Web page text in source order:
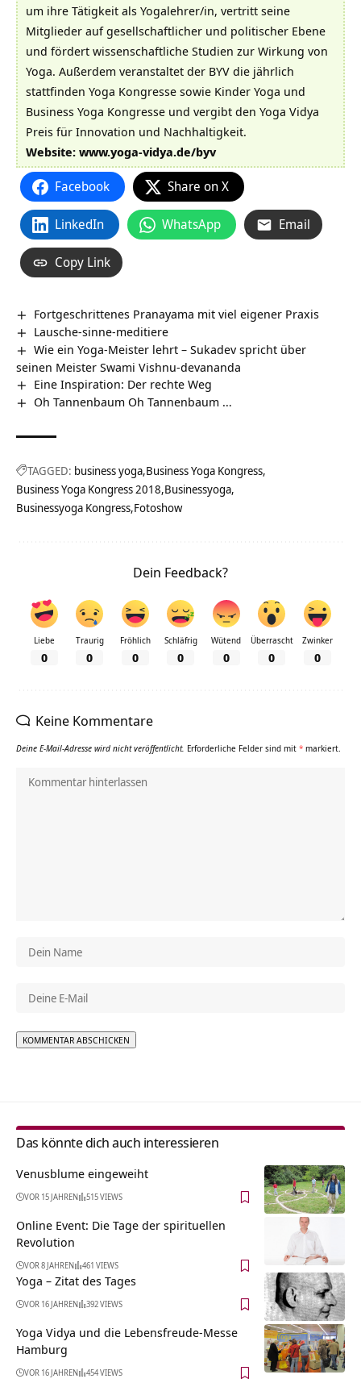
um ihre Tätigkeit als Yogalehrer/in, vertritt seine
Mitglieder auf gesellschaftlicher und politischer Ebene
und fördert wissenschaftliche Studien zur Wirkung von
Yoga. Außerdem veranstaltet der BYV die jährlich
stattfinden Yoga Kongresse sowie Kinder Yoga und
Business Yoga Kongresse und vergibt den Yoga Vidya
Preis für Innovation und Nachhaltigkeit.
Website: www.yoga-vidya.de/byv
Facebook Share on X
LinkedIn WhatsApp Email
Copy Link
Fortgeschrittenes Pranayama mit viel eigener Praxis
Lausche-sinne-meditiere
Wie ein Yoga-Meister lehrt – Sukadev spricht über
seinen Meister Swami Vishnu-devananda
Eine Inspiration: Der rechte Weg
Oh Tannenbaum Oh Tannenbaum …
TAGGED: business yoga Business Yoga Kongress
Business Yoga Kongress 2018 Businessyoga
Businessyoga Kongress Fotoshow
Dein Feedback?
Liebe
0
Traurig
0
Fröhlich
0
Schläfrig
0
Wütend
0
Überrascht
0
Zwinker
0
Keine Kommentare
Deine E-Mail-Adresse wird nicht veröffentlicht. Erforderliche Felder sind mit * markiert.
Das könnte dich auch interessieren
Venusblume eingeweiht
VOR 15 JAHREN 515 VIEWS
Online Event: Die Tage der spirituellen
Revolution
VOR 8 JAHREN 461 VIEWS
Yoga – Zitat des Tages
VOR 16 JAHREN 392 VIEWS
Yoga Vidya und die Lebensfreude-Messe
Hamburg
VOR 16 JAHREN 454 VIEWS